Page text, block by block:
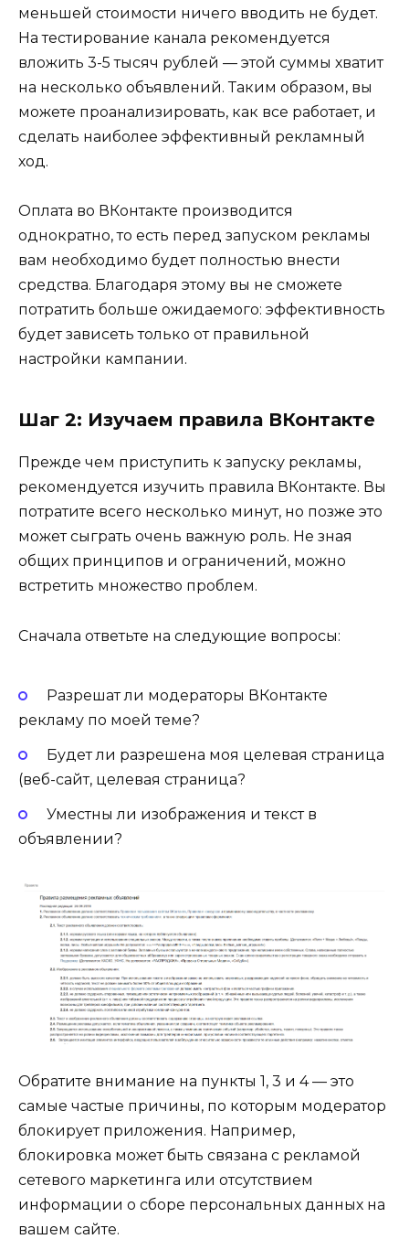
меньшей стоимости ничего вводить не будет.
На тестирование канала рекомендуется
вложить 3-5 тысяч рублей — этой суммы хватит
на несколько объявлений. Таким образом, вы
можете проанализировать, как все работает, и
сделать наиболее эффективный рекламный
ход.
Оплата во ВКонтакте производится
однократно, то есть перед запуском рекламы
вам необходимо будет полностью внести
средства. Благодаря этому вы не сможете
потратить больше ожидаемого: эффективность
будет зависеть только от правильной
настройки кампании.
Шаг 2: Изучаем правила ВКонтакте
Прежде чем приступить к запуску рекламы,
рекомендуется изучить правила ВКонтакте. Вы
потратите всего несколько минут, но позже это
может сыграть очень важную роль. Не зная
общих принципов и ограничений, можно
встретить множество проблем.
Сначала ответьте на следующие вопросы:
Разрешат ли модераторы ВКонтакте
рекламу по моей теме?
Будет ли разрешена моя целевая страница
(веб-сайт, целевая страница?
Уместны ли изображения и текст в
объявлении?
Обратите внимание на пункты 1, 3 и 4 — это
самые частые причины, по которым модератор
блокирует приложения. Например,
блокировка может быть связана с рекламой
сетевого маркетинга или отсутствием
информации о сборе персональных данных на
вашем сайте.